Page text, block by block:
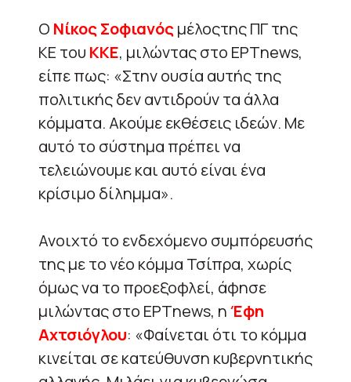
Ο Νίκος Σοφιανόςμέλοςτης ΠΓ της
ΚΕ του ΚΚΕ, μιλώντας στο ΕΡΤnews,
είπε πως: «Στην ουσία αυτής της
πολιτικής δεν αντιδρούν τα άλλα
κόμματα. Ακούμε εκθέσεις ιδεών. Με
αυτό το σύστημα πρέπει να
τελειώνουμε και αυτό είναι ένα
κρίσιμο δίλημμα».
Ανοιχτό το ενδεχόμενο συμπόρευσής
της με το νέο κόμμα Τσίπρα, χωρίς
όμως να το προεξοφλεί, άφησε
μιλώντας στο ΕΡΤnews, ηΈφη
Αχτσιόγλου: «Φαίνεται ότι το κόμμα
κινείται σε κατεύθυνση κυβερνητικής